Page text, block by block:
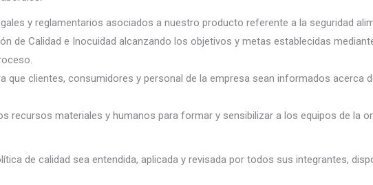
y reglamentarios asociados a nuestro producto referente a la seguridad
de Calidad e Inocuidad alcanzando los objetivos y metas establecidas
que clientes, consumidores y personal de la empresa sean informados acerca
recursos materiales y humanos para formar y sensibilizar a los equipos de la
de calidad sea entendida, aplicada y revisada por todos sus integrantes,